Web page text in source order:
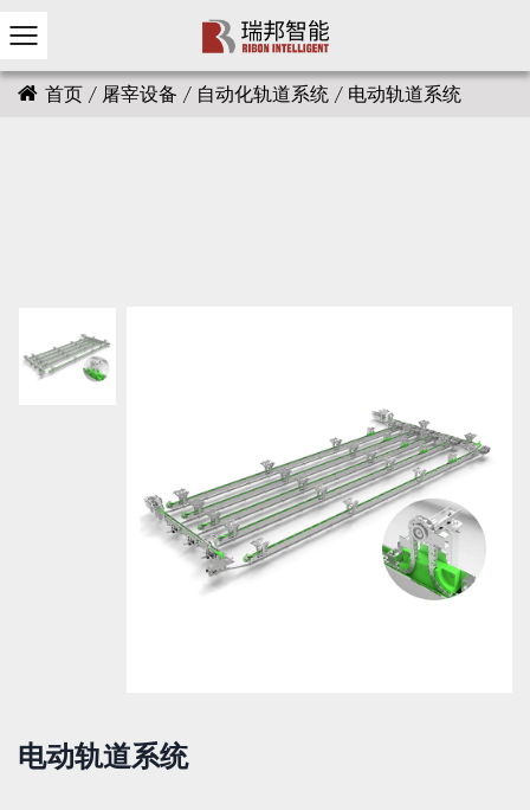
首页 / 屠宰设备 / 自动化轨道系统 / 电动轨道系统
电动轨道系统